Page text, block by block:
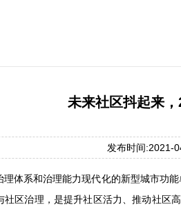
未来社区抖起来
发布时间:2021-
体系和治理能力现代化的新型城市功
区治理，是提升社区活力、推动社区